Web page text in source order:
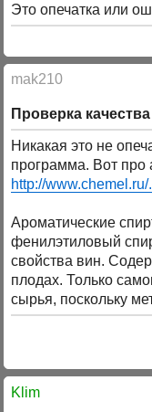
Это опечатка или
mak210
Проверка
Никакая это не
программа. Вот про
http://
Ароматические
фенилэтиловый
свойства вин.
плодах. Только
сырья, поскольку
Klim